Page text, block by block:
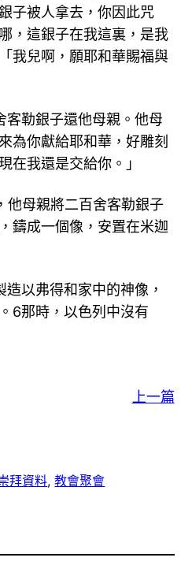
子被人拿去，你因此咒
，這銀子在我這裏，是我
我兒啊，願耶和華賜福與
客勒銀子還他母親。他母
為你獻給耶和華，好雕刻
在我還是交給你。」
他母親將二百舍客勒銀子
鑄成一個像，安置在米迦
以弗得和家中的神像，
6那時，以色列中沒有
上一篇
拜資料, 教會聚會